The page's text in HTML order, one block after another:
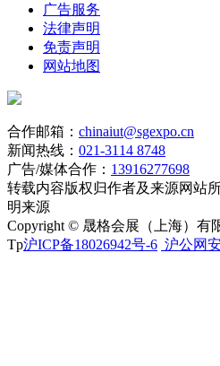
地址：石家庄市新华区合作路68
联系人：齐婧、杜康、赵颜
联系电话：0311-86958907
开户银行：交通银行河北省分行营
财务联系电话：0311-86958928
电子邮件：cxy1223@126.com
招标代理机构监督电话：0311-
石家庄市轨道交通集团有限责任
广告服务
法律声明
免责声明
网站地图
合作邮箱： chinaiut@sgexpo.cn
新闻热线： 021-3114 8748
广告/媒体合作： 13916277698
转载内容版权归作者及来源网站
明来源
Copyright © 晟格会展（上海）有
Tp沪ICP备18026942号-6 沪公网